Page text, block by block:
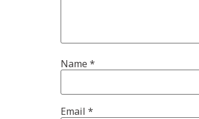
Name*
Email *